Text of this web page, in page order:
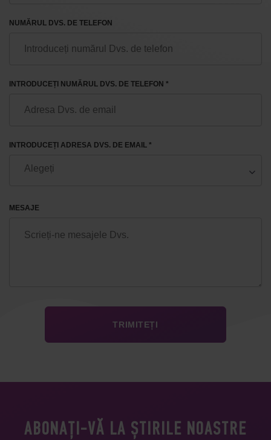
NUMĂRUL DVS. DE TELEFON
INTRODUCEȚI NUMĂRUL DVS. DE TELEFON *
INTRODUCEȚI ADRESA DVS. DE EMAIL *
MESAJE
ABONAȚI-VĂ LA ȘTIRILE NOASTRE